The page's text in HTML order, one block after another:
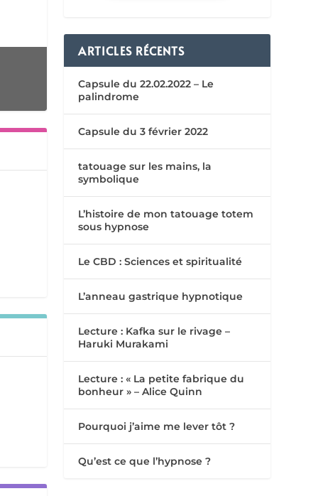
ARTICLES RÉCENTS
Capsule du 22.02.2022 – Le
palindrome
Capsule du 3 février 2022
tatouage sur les mains, la
symbolique
L’histoire de mon tatouage totem
sous hypnose
Le CBD : Sciences et spiritualité
L’anneau gastrique hypnotique
Lecture : Kafka sur le rivage –
Haruki Murakami
Lecture : « La petite fabrique du
bonheur » – Alice Quinn
Pourquoi j’aime me lever tôt ?
Qu’est ce que l’hypnose ?